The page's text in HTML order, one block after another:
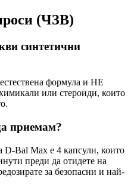
(ЧЗВ)
синтетични
формула и НЕ
или стероиди, които
приемам?
D-Bal Max е 4 капсули, които
преди да отидете на
за безопасни и най-